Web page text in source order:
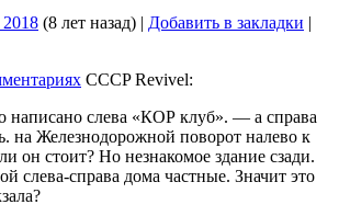
2018 (8 лет назад) | Добавить в закладки |
CCCP Revivel:
написано слева «КОР клуб». — а справа
на Железнодорожной поворот налево к
он стоит? Но незнакомое здание сзади.
слева-справа дома частные. Значит это